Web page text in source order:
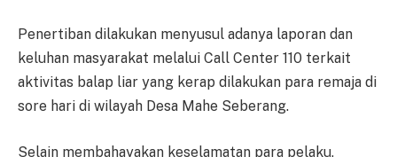
Penertiban dilakukan menyusul adanya laporan dan
keluhan masyarakat melalui Call Center 110 terkait
aktivitas balap liar yang kerap dilakukan para remaja di
sore hari di wilayah Desa Mahe Seberang.
Selain membahayakan keselamatan para pelaku,